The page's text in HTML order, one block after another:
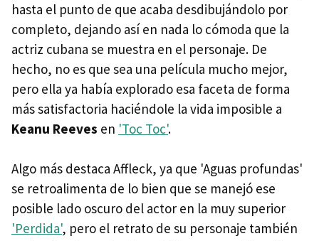
hasta el punto de que acaba desdibujándolo por
completo, dejando así en nada lo cómoda que la
actriz cubana se muestra en el personaje. De
hecho, no es que sea una película mucho mejor,
pero ella ya había explorado esa faceta de forma
más satisfactoria haciéndole la vida imposible a
Keanu Reeves en 'Toc Toc'.
Algo más destaca Affleck, ya que 'Aguas profundas'
se retroalimenta de lo bien que se manejó ese
posible lado oscuro del actor en la muy superior
'Perdida', pero el retrato de su personaje también